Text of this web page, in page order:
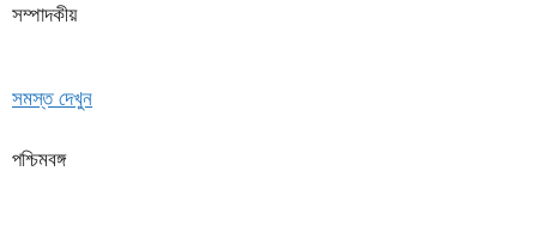
সম্পাদকীয়
সমস্ত দেখুন
পশ্চিমবঙ্গ